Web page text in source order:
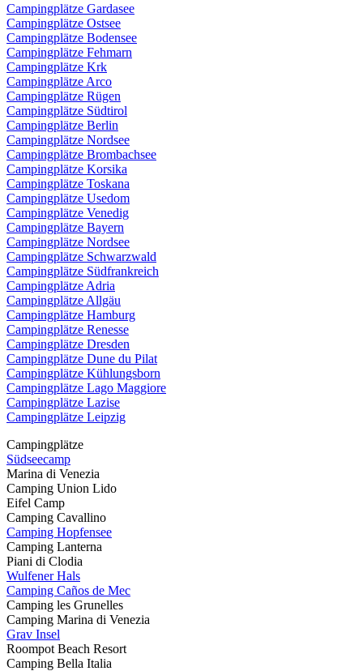
Campingplätze Gardasee
Campingplätze Ostsee
Campingplätze Bodensee
Campingplätze Fehmarn
Campingplätze Krk
Campingplätze Arco
Campingplätze Rügen
Campingplätze Südtirol
Campingplätze Berlin
Campingplätze Nordsee
Campingplätze Brombachsee
Campingplätze Korsika
Campingplätze Toskana
Campingplätze Usedom
Campingplätze Venedig
Campingplätze Bayern
Campingplätze Nordsee
Campingplätze Schwarzwald
Campingplätze Südfrankreich
Campingplätze Adria
Campingplätze Allgäu
Campingplätze Hamburg
Campingplätze Renesse
Campingplätze Dresden
Campingplätze Dune du Pilat
Campingplätze Kühlungsborn
Campingplätze Lago Maggiore
Campingplätze Lazise
Campingplätze Leipzig
Campingplätze
Südseecamp
Marina di Venezia
Camping Union Lido
Eifel Camp
Camping Cavallino
Camping Hopfensee
Camping Lanterna
Piani di Clodia
Wulfener Hals
Camping Caños de Mec
Camping les Grunelles
Camping Marina di Venezia
Grav Insel
Roompot Beach Resort
Camping Bella Italia